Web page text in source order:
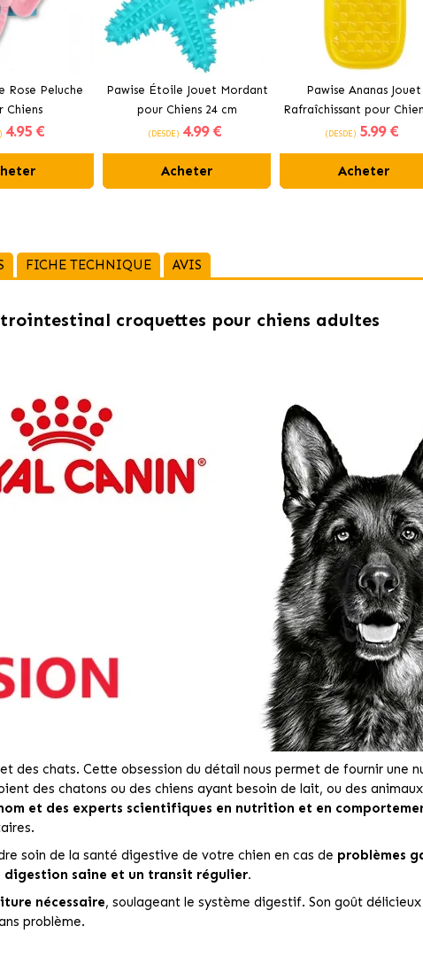
Rose Peluche
Chiens
4.95 €
Pawise Étoile Jouet Mordant
pour Chiens 24 cm
(DESDE) 4.99 €
Acheter
Pawise Ananas Jouet
Rafraîchissant pour
cm
(DESDE) 5.99 €
Acheter
FICHE TECHNIQUE AVIS
croquettes pour chiens adultes
des chats. Cette obsession du détail nous permet de fournir une
des chatons ou des chiens ayant besoin de lait, ou des
et des experts scientifiques en nutrition et en
soin de la santé digestive de votre chien en cas de problèmes
digestion saine et un transit régulier.
nécessaire, soulageant le système digestif. Son goût
problème.